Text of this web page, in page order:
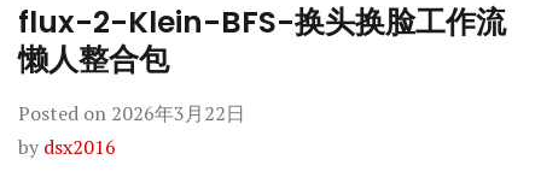
flux-2-Klein-BFS-换头换脸工作流
懒人整合包
Posted on 2026年3月22日
by dsx2016